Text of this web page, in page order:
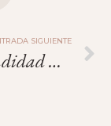
SIGUIENTE
La Fecundidad En España Toca Fondo.